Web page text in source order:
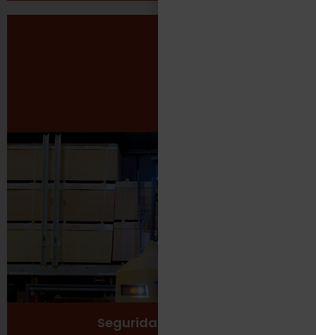
Seguridad Laboral
Seguridad Laboral
Ver más